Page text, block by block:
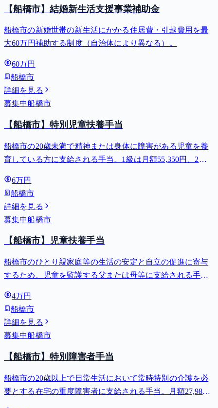
【船橋市】結婚新生活支援事業補助金
船橋市の新婚世帯の新生活にかかる住居費・引越費用を最
大60万円補助する制度（自治体により異なる）。
60万円
船橋市
詳細を見る
募集中船橋市
【船橋市】特別児童扶養手当
船橋市の20歳未満で精神または身体に障害がある児童を養
育している方に支給される手当。1級は月額55,350円、2級
6万円
船橋市
詳細を見る
募集中船橋市
【船橋市】児童扶養手当
船橋市のひとり親家庭等の生活の安定と自立の促進に寄与
するため、児童を監護する父または母等に支給される手
4万円
船橋市
詳細を見る
募集中船橋市
【船橋市】特別障害者手当
船橋市の20歳以上で日常生活において常時特別の介護を必
要とする在宅の重度障害者に支給される手当。月額27,980